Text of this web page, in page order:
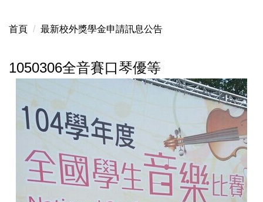
首頁 最新校外獎學金申請訊息公告
1050306全音賽口琴優等